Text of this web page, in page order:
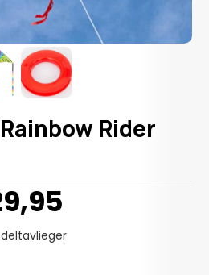
Rider
is:
deltavlieger